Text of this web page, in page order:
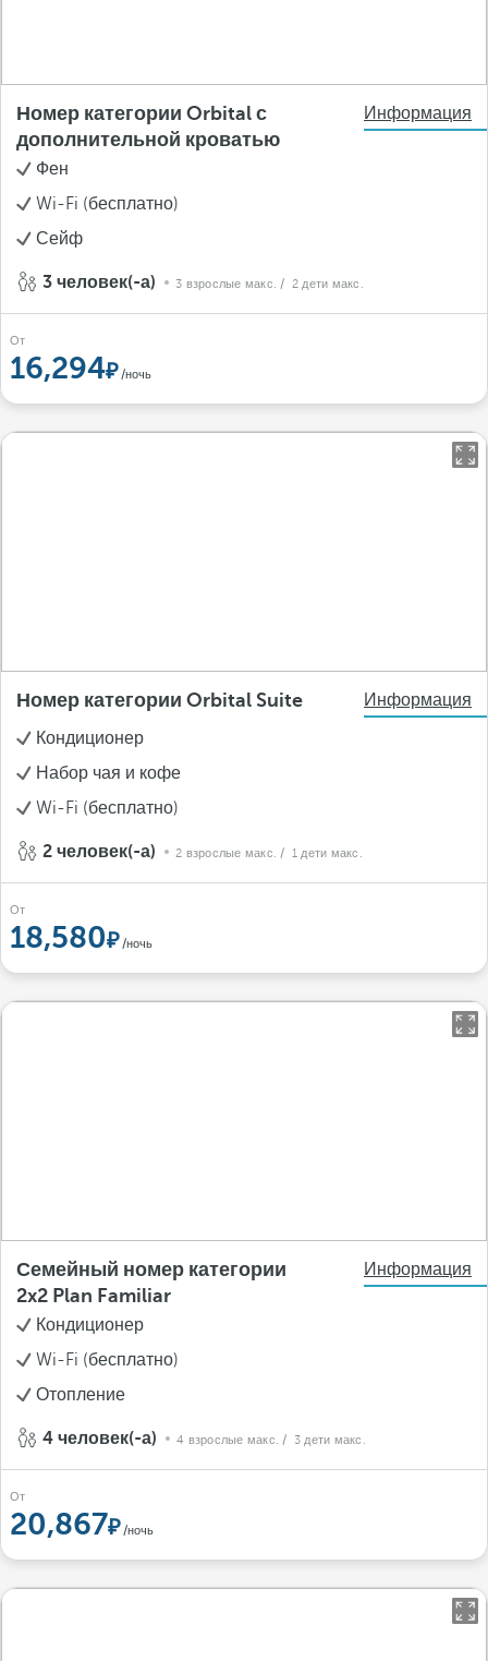
Номер категории Orbital с
дополнительной кроватью
Информация
Фен
Wi-Fi (бесплатно)
Сейф
3 человек(-а) 3 взрослые макс. / 2 дети макс.
От
16,294 /ночь
Номер категории Orbital Suite
Информация
Кондиционер
Набор чая и кофе
Wi-Fi (бесплатно)
2 человек(-а) 2 взрослые макс. / 1 дети макс.
От
18,580 /ночь
Семейный номер категории
2x2 Plan Familiar
Информация
Кондиционер
Wi-Fi (бесплатно)
Отопление
4 человек(-а) 4 взрослые макс. / 3 дети макс.
От
20,867 /ночь